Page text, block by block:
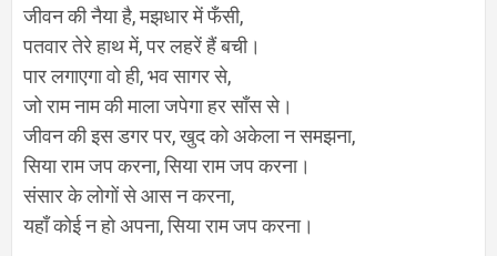
जीवन की नैया है,मझधार में फँसी,
पतवार तेरे हाथ में,पर लहरें हैं बची।
पार लगाएगा वो ही,भव सागर से,
जो राम नाम की माला जपेगा हर साँस से।
जीवन की इस डगर पर,खुद को अकेला न समझना,
सिया राम जप करना,सिया राम जप करना।
संसार के लोगों से आस न करना,
यहाँ कोई न हो अपना,सिया राम जप करना।